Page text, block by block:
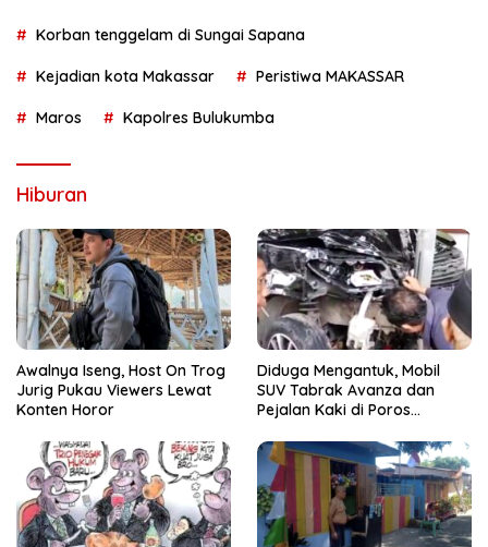
Korban tenggelam di Sungai Sapana
Kejadian kota Makassar Peristiwa MAKASSAR
Maros Kapolres Bulukumba
Hiburan
Awalnya Iseng, Host On Trog
Jurig Pukau Viewers Lewat
Konten Horor
Diduga Mengantuk, Mobil
SUV Tabrak Avanza dan
Pejalan Kaki di Poros